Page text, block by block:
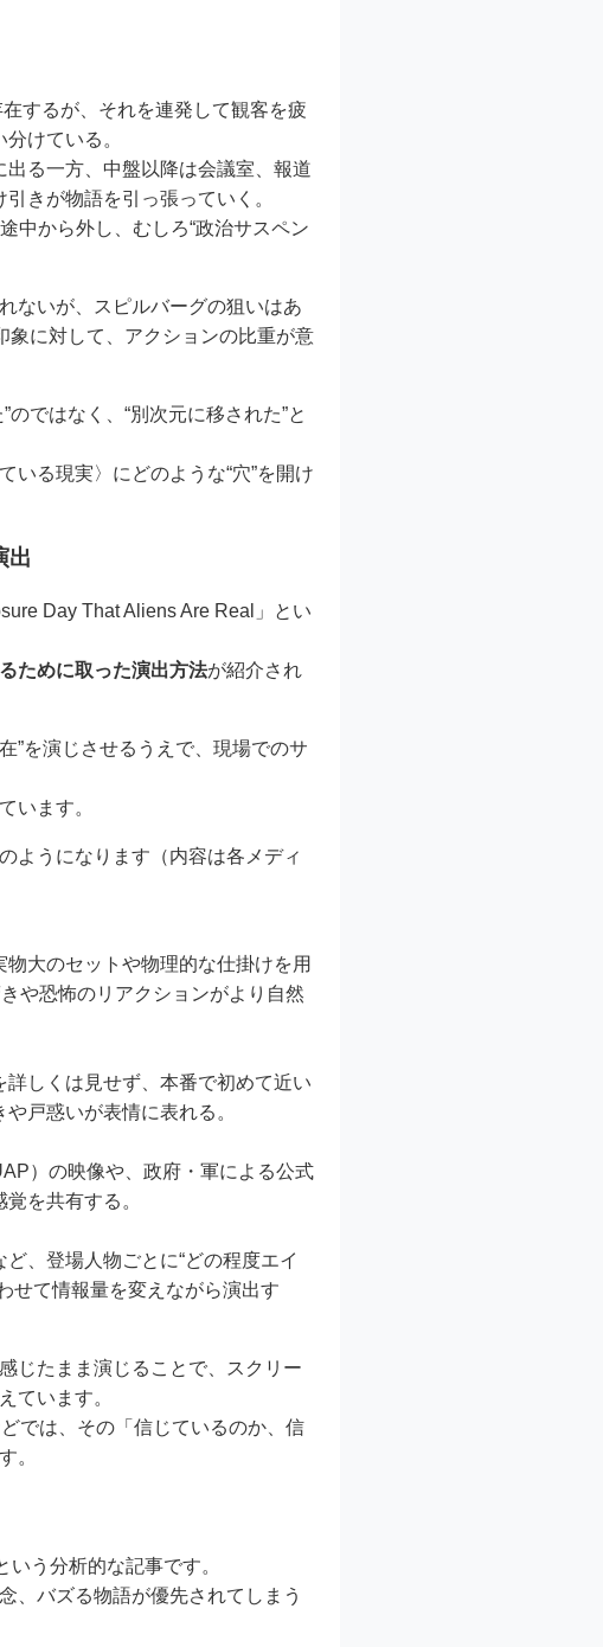
するが、それを連発して観客を疲
けている。
る一方、中盤以降は会議室、報道
きが物語を引っ張っていく。
中から外し、むしろ“政治サスペン
ないが、スピルバーグの狙いはあ
象に対して、アクションの比重が意
ではなく、“別次元に移された”と
いる現実〉にどのような“穴”を開け
出
Day That Aliens Are Real」とい
ために取った演出方法が紹介され
”を演じさせるうえで、現場でのサ
います。
ようになります（内容は各メディ
大のセットや物理的な仕掛けを用
や恐怖のリアクションがより自然
しくは見せず、本番で初めて近い
戸惑いが表情に表れる。
）の映像や、政府・軍による公式
を共有する。
、登場人物ごとに“どの程度エイ
せて情報量を変えながら演出す
じたまま演じることで、スクリー
ています。
では、その「信じているのか、信
。
いう分析的な記事です。
、バズる物語が優先されてしまう